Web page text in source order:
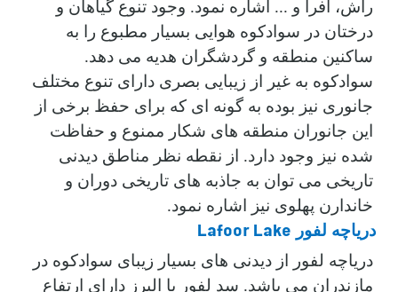
راش، افرا و ... اشاره نمود. وجود تنوع گیاهان و
درختان در سوادکوه هوایی بسیار مطبوع را به
ساکنین منطقه و گردشگران هدیه می دهد.
سوادکوه به غیر از زیبایی بصری دارای تنوع مختلف
جانوری نیز بوده به گونه ای که برای حفظ برخی از
این جانوران منطقه های شکار ممنوع و حفاظت
شده نیز وجود دارد. از نقطه نظر مناطق دیدنی
تاریخی می توان به جاذبه های تاریخی دوران و
خاندارن پهلوی نیز اشاره نمود.
دریاچه لفور Lafoor Lake
دریاچه لفور از دیدنی های بسیار زیبای سوادکوه در
مازندران می باشد. سد لفور یا البرز دارای ارتفاع